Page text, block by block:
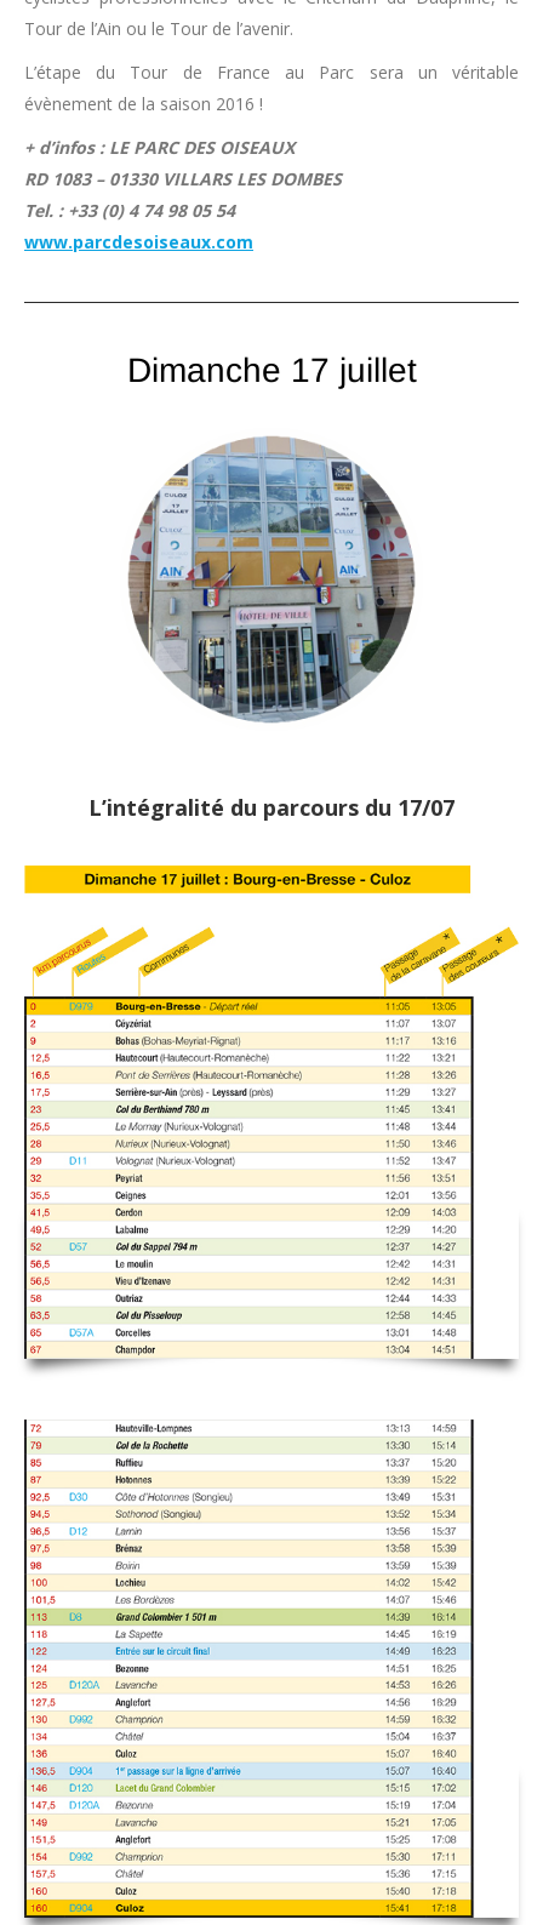
Tour de l’Ain ou le Tour de l’avenir.
L’étape du Tour de France au Parc sera un véritable
évènement de la saison 2016 !
+ d’infos : LE PARC DES OISEAUX
RD 1083 – 01330 VILLARS LES DOMBES
Tel. : +33 (0) 4 74 98 05 54
www.parcdesoiseaux.com
Dimanche 17 juillet
L’intégralité du parcours du 17/07